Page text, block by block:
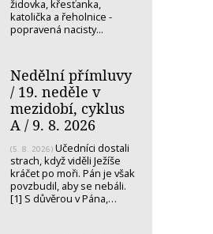
židovka, křesťanka,
katolička a řeholnice -
popravená nacisty...
Nedělní přímluvy
/ 19. neděle v
mezidobí, cyklus
A / 9. 8. 2026
(5. 8. 2026) Učedníci dostali
strach, když viděli Ježíše
kráčet po moři. Pán je však
povzbudil, aby se nebáli.
[1] S důvěrou v Pána,…